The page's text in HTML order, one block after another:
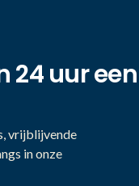
24 uur een
vrijblijvende
in onze